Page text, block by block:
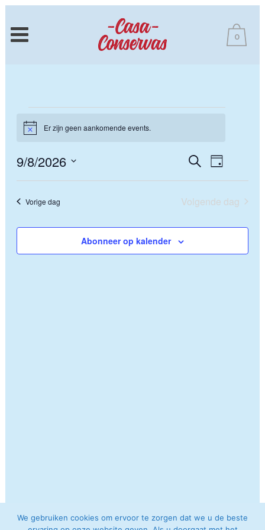
0
for
augustus
2026
Notice Er zijn geen aankomende events.
Events
Search
and
Views
ZoekenDag
9/8/2026
Selecteer
datum.
Vorige dag Volgende dag
Abonneer op kalender
We gebruiken cookies om ervoor te zorgen dat we u de beste